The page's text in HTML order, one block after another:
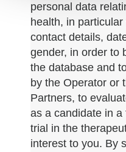
personal data
health, in
contact details,
gender, in order to
the database and
by the Operator or
Partners, to
as a candidate in a
trial in the
interest to you. By